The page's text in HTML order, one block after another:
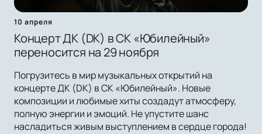
10 апреля
Концерт ДК (DK) в СК «Юбилейный»
переносится на 29 ноября
Погрузитесь в мир музыкальных открытий на
концерте ДК (DK) в СК «Юбилейный». Новые
композиции и любимые хиты создадут атмосферу,
полную энергии и эмоций. Не упустите шанс
насладиться живым выступлением в сердце города!